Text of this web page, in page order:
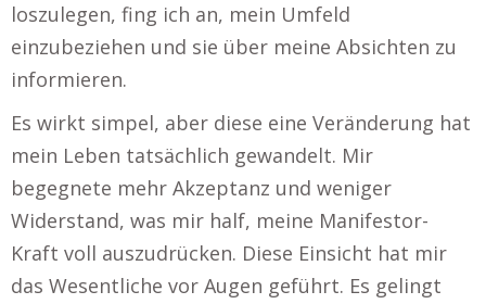
loszulegen, fing ich an, mein Umfeld
einzubeziehen und sie über meine Absichten zu
informieren.
Es wirkt simpel, aber diese eine Veränderung hat
mein Leben tatsächlich gewandelt. Mir
begegnete mehr Akzeptanz und weniger
Widerstand, was mir half, meine Manifestor-
Kraft voll auszudrücken. Diese Einsicht hat mir
das Wesentliche vor Augen geführt. Es gelingt